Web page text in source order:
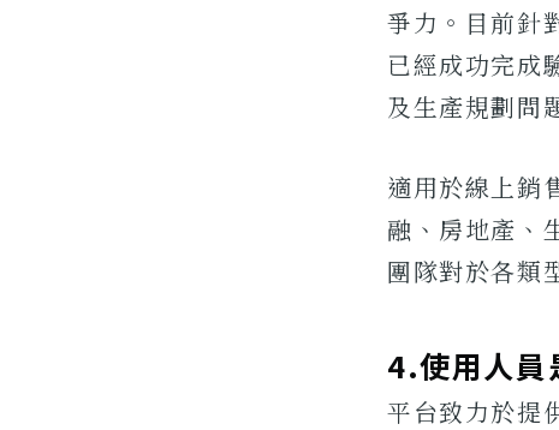
爭力。目前針
已經成功完成
及生產規劃問
適用於線上銷
融、房地產、
團隊對於各類
4.使用人員
平台致力於提